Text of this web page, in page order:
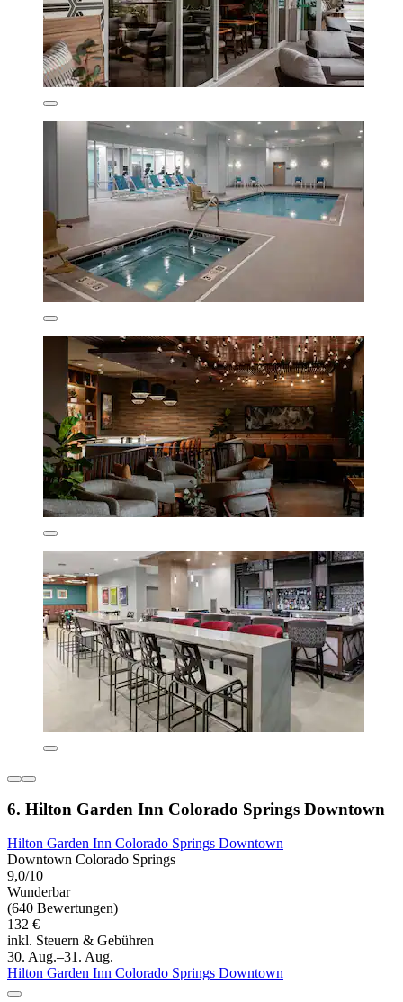
6. Hilton Garden Inn Colorado Springs Downtown
Hilton Garden Inn Colorado Springs Downtown
Downtown Colorado Springs
9,0/10
Wunderbar
(640 Bewertungen)
132 €
inkl. Steuern & Gebühren
30. Aug.–31. Aug.
Hilton Garden Inn Colorado Springs Downtown